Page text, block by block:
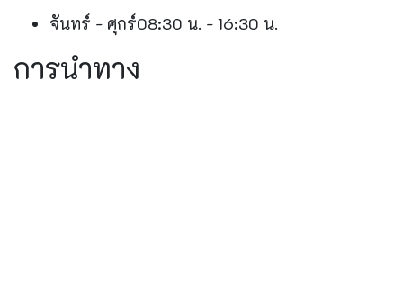
จันทร์ - ศุกร์08:30 น. - 16:30 น.
การนำทาง